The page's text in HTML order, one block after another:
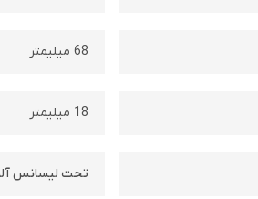
68 میلیمتر
18 میلیمتر
تحت لیسانس